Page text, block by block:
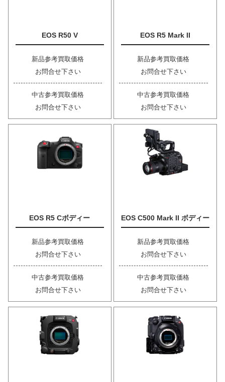
EOS R50 V
新品参考買取価格
お問合せ下さい
中古参考買取価格
お問合せ下さい
EOS R5 Mark II
新品参考買取価格
お問合せ下さい
中古参考買取価格
お問合せ下さい
EOS R5 Cボディー
新品参考買取価格
お問合せ下さい
中古参考買取価格
お問合せ下さい
EOS C500 Mark II ボディー
新品参考買取価格
お問合せ下さい
中古参考買取価格
お問合せ下さい